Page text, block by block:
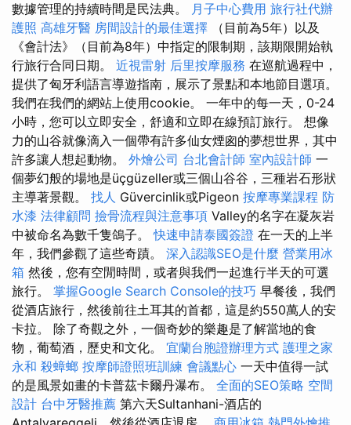
數據管理的持續時間是民法典。 月子中心費用 旅行社代辦
護照 高雄牙醫 房間設計的最佳選擇 （目前為5年）以及
《會計法》（目前為8年）中指定的限制期，該期限開始執
行旅行合同日期。 近視雷射 后里按摩服務 在巡航過程中，
提供了匈牙利語言導遊指南，展示了景點和本地節目選項。
我們在我們的網站上使用cookie。 一年中的每一天，0-24
小時，您可以立即安全，舒適和立即在線預訂旅行。 想像
力的山谷就像滴入一個帶有許多仙女煙囪的夢想世界，其中
許多讓人想起動物。 外燴公司 台北會計師 室內設計師 一
個夢幻般的場地是üçgüzeller或三個山谷谷，三種岩石形狀
主導著景觀。 找人 Güvercinlik或Pigeon 按摩專業課程 防
水漆 法律顧問 撿骨流程與注意事項 Valley的名字在凝灰岩
中被命名為數千隻鴿子。快速申請泰國簽證 在一天的上半
年，我們參觀了這些奇蹟。 深入認識SEO是什麼 營業用冰
箱 然後，您有空閒時間，或者與我們一起進行半天的可選
旅行。 掌握Google Search Console的技巧 早餐後，我們
從酒店旅行，然後前往土耳其的首都，這是約550萬人的安
卡拉。 除了奇觀之外，一個奇妙的樂趣是了解當地的食
物，葡萄酒，歷史和文化。 宜蘭台胞證辦理方式 護理之家
永和 殺蟑螂 按摩師證照班訓練 會議點心 一天中值得一試
的是風景如畫的卡普茲卡爾丹瀑布。 全面的SEO策略 空間
設計 台中牙醫推薦 第六天Sultanhani-酒店的